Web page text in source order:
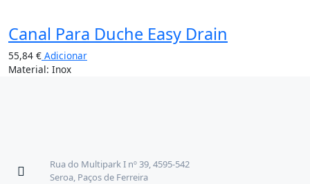
Canal Para Duche Easy Drain
55,84 € Adicionar
Material: Inox
Rua do Multipark I nº 39, 4595-542
Seroa, Paços de Ferreira